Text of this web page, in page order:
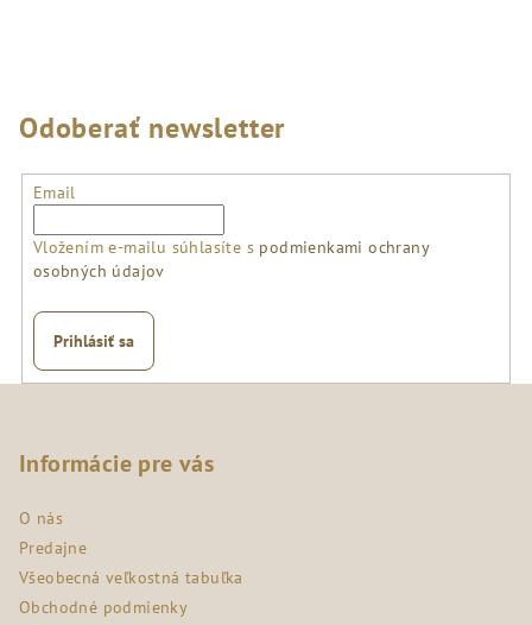
Odoberať newsletter
Email
Vložením e-mailu súhlasíte s podmienkami ochrany
osobných údajov
Prihlásiť sa
Informácie pre vás
O nás
Predajne
Všeobecná veľkostná tabuľka
Obchodné podmienky